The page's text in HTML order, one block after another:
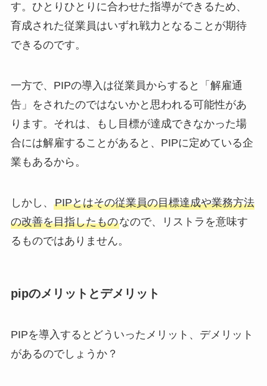
す。ひとりひとりに合わせた指導ができるため、
育成された従業員はいずれ戦力となることが期待
できるのです。
一方で、PIPの導入は従業員からすると「解雇通
告」をされたのではないかと思われる可能性があ
ります。それは、もし目標が達成できなかった場
合には解雇することがあると、PIPに定めている企
業もあるから。
しかし、 PIPとはその従業員の目標達成や業務方法
の改善を目指したものなので、リストラを意味す
るものではありません。
pipのメリットとデメリット
PIPを導入するとどういったメリット、デメリット
があるのでしょうか？